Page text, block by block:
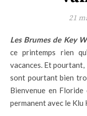
21
Les Brumes de Key
ce printemps rien
vacances. Et pourtant,
sont pourtant bien
Bienvenue en
permanent avec le Klu